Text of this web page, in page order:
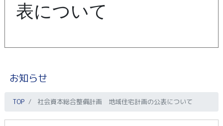
表について
お知らせ
TOP 社会資本総合整備計画 地域住宅計画の公表について